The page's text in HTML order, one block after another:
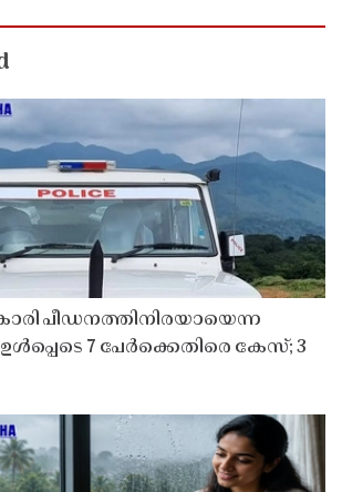
പീഡനത്തിനിരയായെന്ന
7 പേർക്കെതിരെ കേസ്; 3